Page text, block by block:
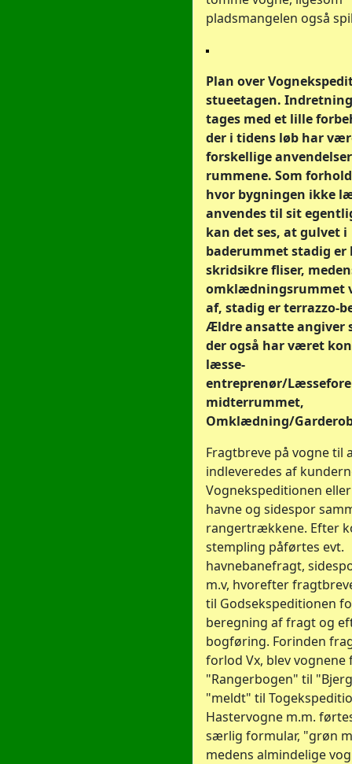
pladsmangelen også
Plan over
stueetagen.
tages med et lille
der i tidens løb har
forskellige
rummene. Som
hvor bygningen ikke
anvendes til sit
kan det ses, at gulvet i
baderummet stadig er
skridsikre fliser,
omklædningsrummet
af, stadig er terrazzo-
Ældre ansatte angiver
der også har været
læsse-
entreprenør/
midterrummet,
Omklædning/
Fragtbreve på vogne til
indleveredes af
Vognekspeditionen
havne og sidespor
rangertrækkene. Efter
stempling påførtes evt.
havnebanefragt,
m.v, hvorefter
til Godsekspeditionen
beregning af fragt og
bogføring. Forinden
forlod Vx, blev vognene
"Rangerbogen" til
"meldt" til
Hastervogne m.m.
særlig formular, "grøn
medens almindelige